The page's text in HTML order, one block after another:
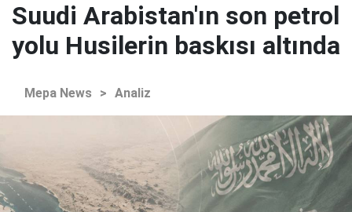
Suudi Arabistan'ın son petrol
yolu Husilerin baskısı altında
Mepa News > Analiz